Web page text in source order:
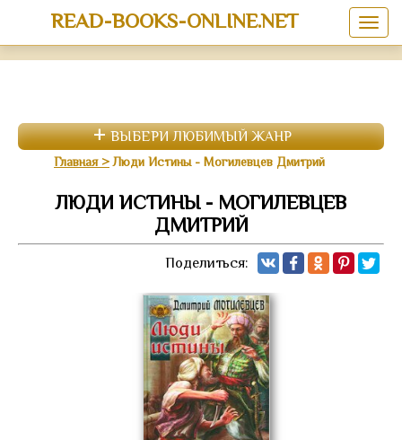
READ-BOOKS-ONLINE.NET
ВЫБЕРИ ЛЮБИМЫЙ ЖАНР
Главная Люди Истины - Могилевцев Дмитрий
ЛЮДИ ИСТИНЫ - МОГИЛЕВЦЕВ
ДМИТРИЙ
Поделиться: